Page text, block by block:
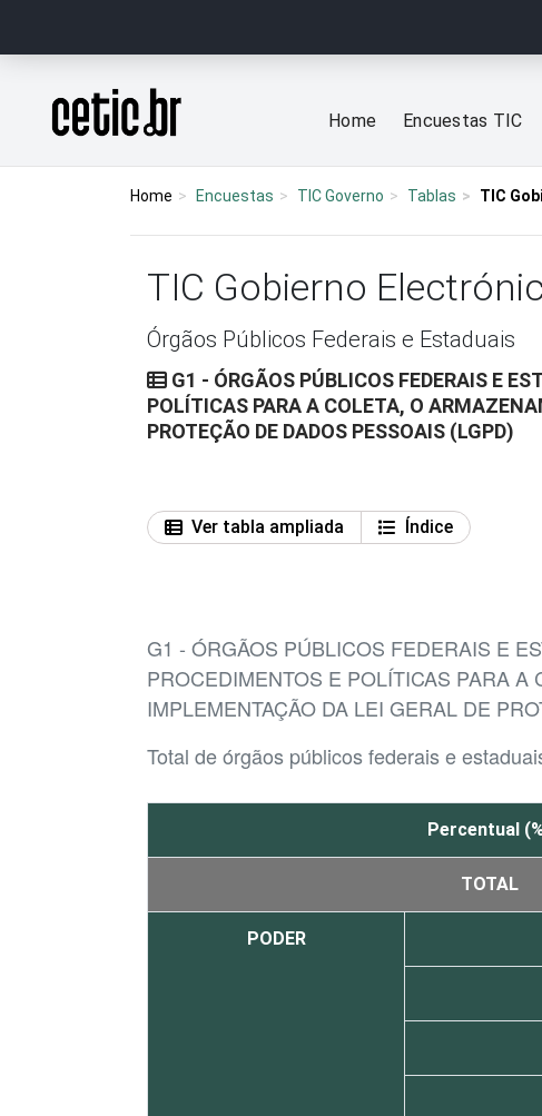
Página inicial
Home Encuestas TIC
Home Encuestas TIC Governo Tablas TIC
TIC Gobierno
Órgãos Públicos Federais e Estaduais
G1 - ÓRGÃOS PÚBLICOS FEDERAIS E
POLÍTICAS PARA A COLETA, O
PROTEÇÃO DE DADOS PESSOAIS (LGPD)
Ver tabla ampliada
Índice
G1 - ÓRGÃOS PÚBLICOS FEDERAIS E
PROCEDIMENTOS E POLÍTICAS PARA
IMPLEMENTAÇÃO DA LEI GERAL DE
Total de órgãos públicos federais e
Percentual
TOTAL
PODER